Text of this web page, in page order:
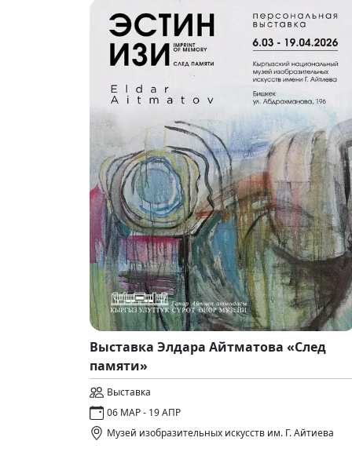
Выставка Элдара Айтматова «След
памяти»
Выставка
06 МАР - 19 АПР
Музей изобразительных искусств им. Г. Айтиева